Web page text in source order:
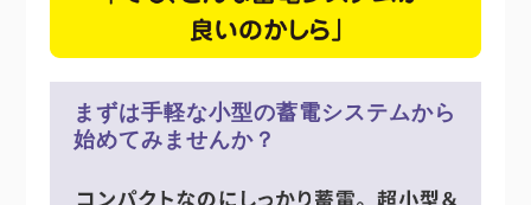
まずは手軽な小型の蓄電システムから
始めてみませんか？